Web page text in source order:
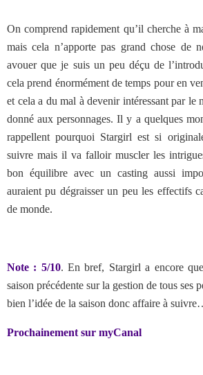
On comprend rapidement qu’il cherche à
mais cela n’apporte pas grand chose de
avouer que je suis un peu déçu de
cela prend énormément de temps pour en
et cela a du mal à devenir intéressant par le
donné aux personnages. Il y a quelques
rappellent pourquoi Stargirl est si
suivre mais il va falloir muscler les
bon équilibre avec un casting aussi
auraient pu dégraisser un peu les effectifs
de monde.
Note : 5/10. En bref, Stargirl a encore
saison précédente sur la gestion de tous ses
bien l’idée de la saison donc affaire à
Prochainement sur myCanal